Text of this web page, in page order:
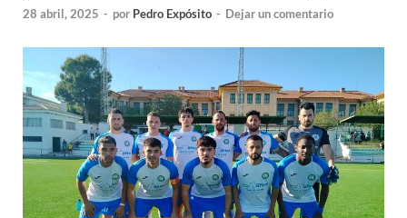
28 abril, 2025 - por Pedro Expósito - Dejar un comentario